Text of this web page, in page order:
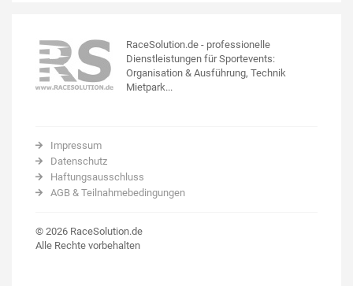
RaceSolution.de - professionelle
Dienstleistungen für Sportevents:
Organisation & Ausführung, Technik
Mietpark...
Impressum
Datenschutz
Haftungsausschluss
AGB & Teilnahmebedingungen
© 2026 RaceSolution.de
Alle Rechte vorbehalten